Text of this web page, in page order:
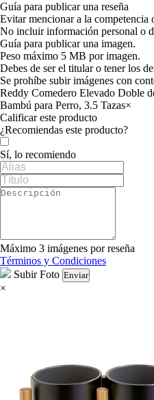
Guía para publicar una reseña
Evitar mencionar a la competencia
No incluir información personal o
Guía para publicar una imagen.
Peso máximo 5 MB por imagen.
Debes de ser el titular o tener los
Se prohíbe subir imágenes con
Reddy Comedero Elevado Doble
Bambú para Perro, 3.5 Tazas×
Calificar este producto
Tu valoración
¿Recomiendas este producto?
Sí, lo recomiendo
Máximo 3 imágenes por reseña
Términos y Condiciones
Subir Foto Enviar
×